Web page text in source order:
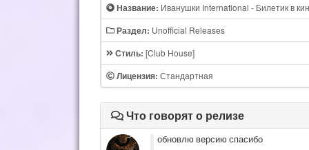
Название: Иванушки International - Билетик в
Раздел: Unofficial Releases
Стиль: [Club House]
Лицензия: Стандартная
Что говорят о релизе
обновлю версию спасибо